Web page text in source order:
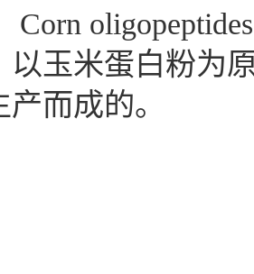
Corn
以玉米蛋白粉为
而成的。